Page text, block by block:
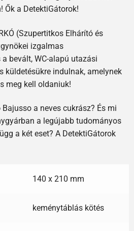
Ők a DetektiGátorok!
(Szupertitkos Elhárító és
izgalmas
bevált, WC-alapú utazási
küldetésükre indulnak, amelynek
meg kell oldaniuk!
a neves cukrász? És mi
a legújabb tudományos
a két eset? A DetektiGátorok
140 x 210 mm
keménytáblás kötés